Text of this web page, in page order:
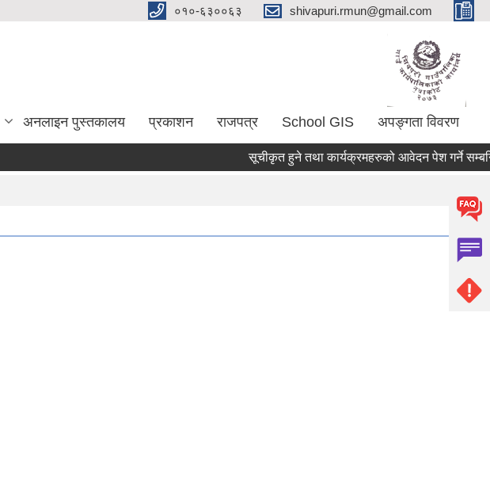
०१०-६३००६३ shivapuri.rmun@gmail.com
अनलाइन पुस्तकालय प्रकाशन राजपत्र School GIS अपङ्गता विवरण
सूचीकृत हुने तथा कार्यक्रमहरुको आवेदन पेश गर्ने सम्बन्धि